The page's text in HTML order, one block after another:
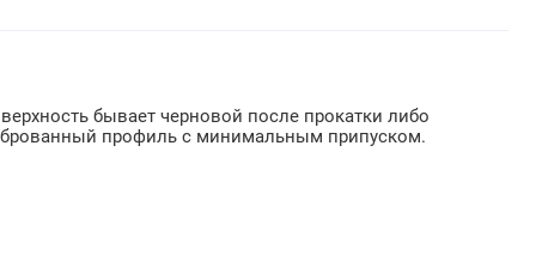
бывает черновой после прокатки либо
профиль с минимальным припуском.